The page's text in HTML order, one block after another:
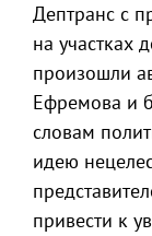
Дептранс с
на участках
произошли
Ефремова и
словам
идею
привести к